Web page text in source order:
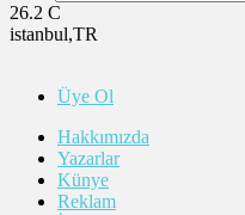
26.2 C
istanbul,TR
Üye Ol
Hakkımızda
Yazarlar
Künye
Reklam